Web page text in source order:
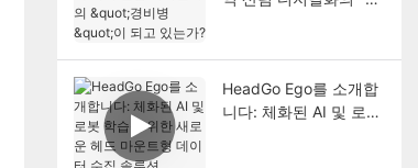
HeadGo Ego를 소개합
니다: 체화된 AI 및 로봇